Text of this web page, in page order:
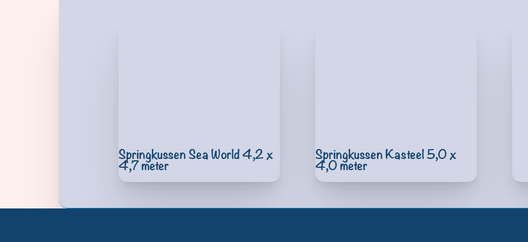
Springkussen Sea World 4,2 x
4,7 meter
Springkussen Kasteel 5,0 x
4,0 meter